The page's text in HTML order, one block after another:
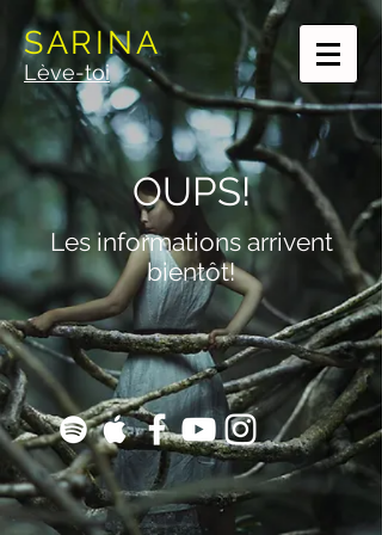
SARINA
Lève-toi
OUPS!
Les informations arrivent
bientôt!